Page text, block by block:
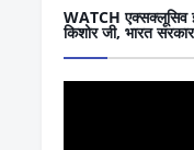
WATCH एक्सक्लूसिव
किशोर जी, भारत सरकार